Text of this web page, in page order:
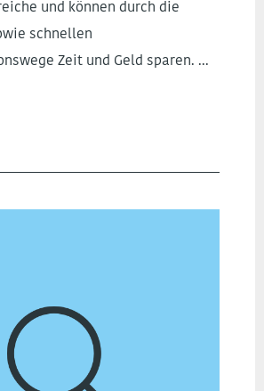
und können durch die
schnellen
Zeit und Geld sparen. ...